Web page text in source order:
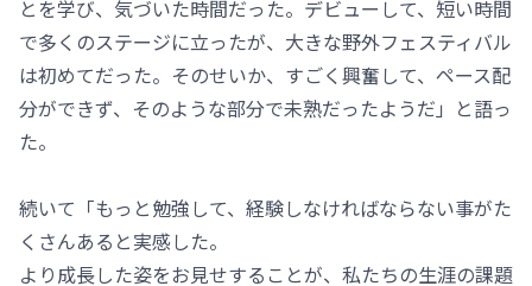
とを学び、気づいた時間だった。デビューして、短い時間
で多くのステージに立ったが、大きな野外フェスティバル
は初めてだった。そのせいか、すごく興奮して、ペース配
分ができず、そのような部分で未熟だったようだ」と語っ
た。
続いて「もっと勉強して、経験しなければならない事がた
くさんあると実感した。
より成長した姿をお見せすることが、私たちの生涯の課題